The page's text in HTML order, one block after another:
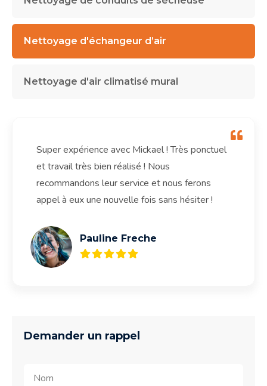
Nettoyage d'échangeur d’air
Nettoyage d'air climatisé mural
Super expérience avec Mickael ! Très ponctuel
et travail très bien réalisé ! Nous
recommandons leur service et nous ferons
appel à eux une nouvelle fois sans hésiter !
Pauline Freche
Demander un rappel
Contact